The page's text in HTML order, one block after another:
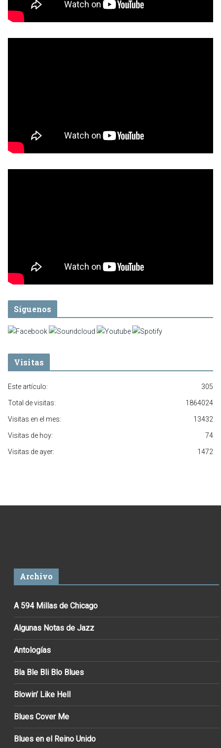
Síguenos
Visitas
305
Este artículo:
1864024
Total de visitas:
13432
Visitas en el mes:
74
Visitas de hoy:
1472
Visitas de ayer:
Archivo
A 594 Millas de Chicago
Algunas Notas de Jazz
Antologías
Bla Ble Bli Blo Blues
Blowin’ Like Hell
Blues Cover Me
Blues en el Reino Unido